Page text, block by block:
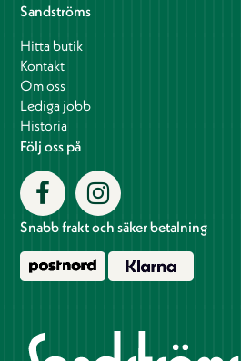
Sandströms
Hitta butik
Kontakt
Om oss
Lediga jobb
Historia
Följ oss på
Snabb frakt och säker betalning